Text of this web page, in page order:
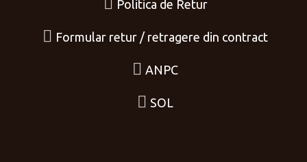
Politica de Retur
Formular retur / retragere din contract
ANPC
SOL